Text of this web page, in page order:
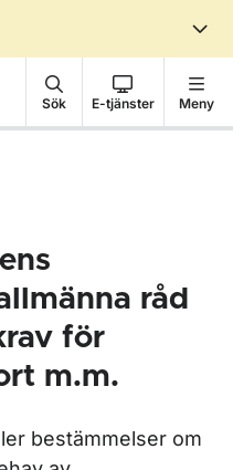
Sök E-tjänster Meny
råd
för
m.m.
bestämmelser om